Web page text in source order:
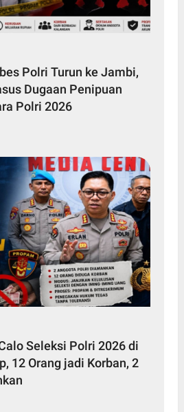
Polri Turun ke Jambi,
Dugaan Penipuan
Polri 2026
Seleksi Polri 2026 di
12 Orang jadi Korban, 2